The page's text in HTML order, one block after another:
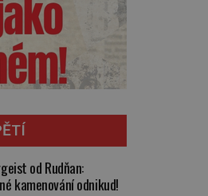
od Rudňan:
kamenování odnikud!